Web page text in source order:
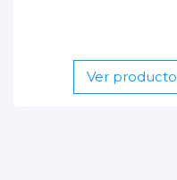
Ver producto